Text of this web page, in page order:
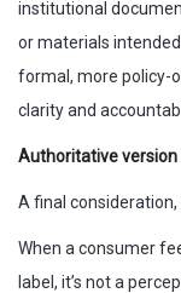
institutional
or materials
formal, more policy-
clarity and
Authoritative
A final
When a consumer
label, it’s not a